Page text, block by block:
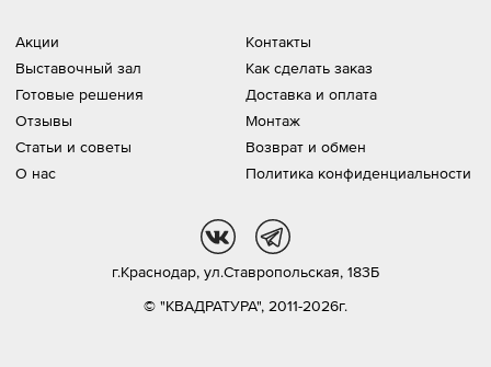
Акции
Выставочный зал
Готовые решения
Отзывы
Статьи и советы
О нас
Контакты
Как сделать заказ
Доставка и оплата
Монтаж
Возврат и обмен
Политика конфиденциальности
© "КВАДРАТУРА", 2011-2026г.
г.Краснодар, ул.Ставропольская, 183Б
vk